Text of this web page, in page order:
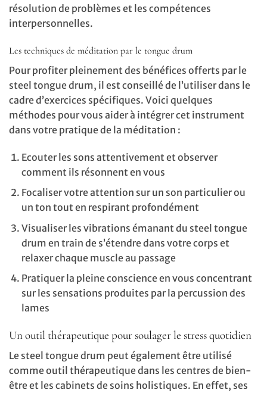
résolution de problèmes et les compétences
interpersonnelles.
Les techniques de méditation par le tongue drum
Pour profiter pleinement des bénéfices offerts par le
steel tongue drum, il est conseillé de l’utiliser dans le
cadre d’exercices spécifiques. Voici quelques
méthodes pour vous aider à intégrer cet instrument
dans votre pratique de la méditation :
Ecouter les sons attentivement et observer
comment ils résonnent en vous
Focaliser votre attention sur un son particulier ou
un ton tout en respirant profondément
Visualiser les vibrations émanant du steel tongue
drum en train de s’étendre dans votre corps et
relaxer chaque muscle au passage
Pratiquer la pleine conscience en vous concentrant
sur les sensations produites par la percussion des
lames
Un outil thérapeutique pour soulager le stress quotidien
Le steel tongue drum peut également être utilisé
comme outil thérapeutique dans les centres de bien-
être et les cabinets de soins holistiques. En effet, ses